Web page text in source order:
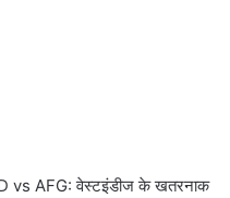
vs AFG: वेस्‍टइंडीज के खतरनाक